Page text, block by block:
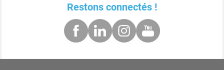
Restons connectés !